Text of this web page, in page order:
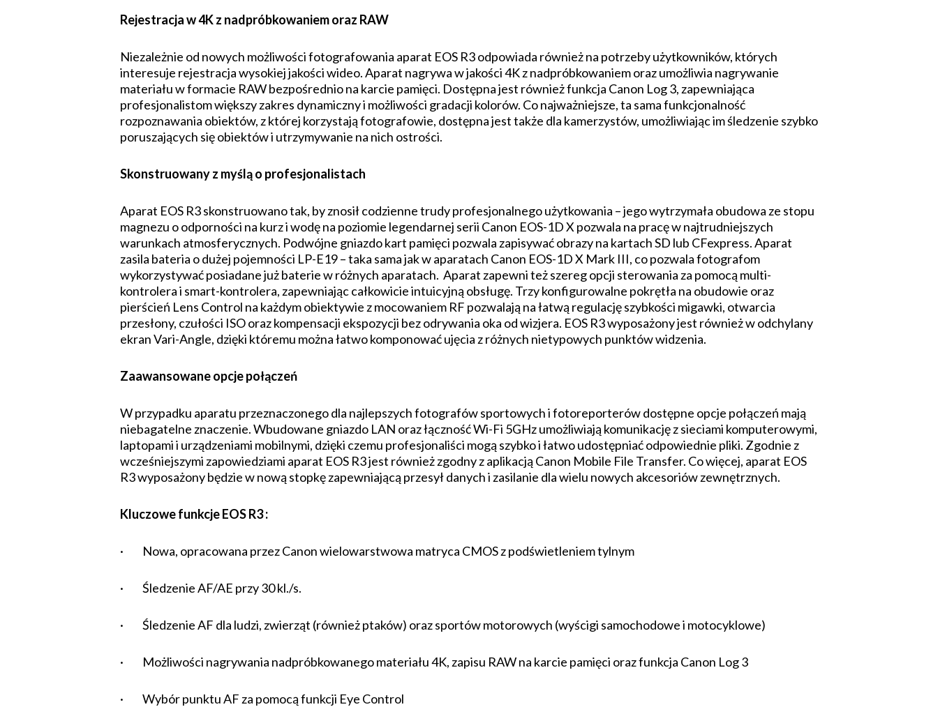
Rejestracja w 4K z nadpróbkowaniem oraz RAW
Niezależnie od nowych możliwości fotografowania aparat EOS R3 odpowiada również na potrzeby użytkowników, których
interesuje rejestracja wysokiej jakości wideo. Aparat nagrywa w jakości 4K z nadpróbkowaniem oraz umożliwia nagrywanie
materiału w forma­cie RAW bezpośrednio na karcie pamięci. Dostępna jest również funkcja Canon Log 3, zapewniająca
profesjonalistom większy zakres dynamiczny i możliwości gradacji kolorów. Co najważniejsze, ta sama funkcjonalność
rozpoznawania obiektów, z której korzystają fotografowie, dostępna jest także dla kame­rzystów, umożliwiając im śledzenie szybko
poruszających się obiektów i utrzymywanie na nich ostrości.
Skonstruowany z myślą o profesjonalistach
Aparat EOS R3 skonstruowano tak, by znosił codzienne trudy profesjonalnego użytkowania – jego wytrzymała obudowa ze stopu
magnezu o odporności na kurz i wodę na poziomie legendarnej serii Canon EOS-1D X pozwala na pracę w najtrudniejszych
warunkach atmosferycznych. Podwójne gniazdo kart pamięci pozwala zapisywać obrazy na kartach SD lub CFexpress. Aparat
zasila bateria o dużej pojemności LP-E19 – taka sama jak w aparatach Canon EOS-1D X Mark III, co pozwala fotografom
wykorzystywać posiadane już baterie w różnych aparatach. Aparat zapewni też szereg opcji sterowania za pomocą multi-
kontrolera i smart-kontrolera, zapewniając całkowicie intuicyjną obsługę. Trzy konfigurowalne pokrętła na obudowie oraz
pierścień Lens Control na każdym obiektywie z mocowaniem RF pozwalają na łatwą regulację szybkości migawki, otwarcia
przesłony, czułości ISO oraz kompensacji ekspozycji bez odrywania oka od wizjera. EOS R3 wyposażony jest również w odchylany
ekran Vari-Angle, dzięki któremu można łatwo komponować ujęcia z różnych nietypowych punktów widzenia.
Zaawansowane opcje połączeń
W przypadku aparatu przeznaczonego dla najlepszych fotografów sportowych i fotoreporte­rów dostępne opcje połączeń mają
niebagatelne znaczenie. Wbudowane gniazdo LAN oraz łączność Wi-Fi 5GHz umożliwiają komunikację z sieciami komputerowymi,
laptopami i urzą­dze­niami mobilnymi, dzięki czemu profesjonaliści mogą szybko i łatwo udostępniać odpowiednie pliki. Zgodnie z
wcześniejszymi zapowiedziami aparat EOS R3 jest również zgodny z aplikacją Canon Mobile File Transfer. Co więcej, aparat EOS
R3 wyposażony będzie w nową stopkę zapewniającą przesył danych i zasilanie dla wielu nowych akcesoriów zewnętrznych.
Kluczowe funkcje EOS R3 :
· Nowa, opracowana przez Canon wielowarstwowa matryca CMOS z podświetleniem tylnym
· Śledzenie AF/AE przy 30 kl./s.
· Śledzenie AF dla ludzi, zwierząt (również ptaków) oraz sportów motorowych (wyścigi samochodowe i motocyklowe)
· Możliwości nagrywania nadpróbkowanego materiału 4K, zapisu RAW na karcie pamięci oraz funkcja Canon Log 3
· Wybór punktu AF za pomocą funkcji Eye Control